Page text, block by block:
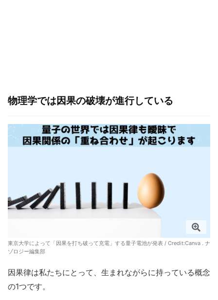
物理学では因果の破壊が進行している
東京大学によって「因果を打ち破って充電」する量子電池が発表 / Credit:Canva . ナ
ゾロジー編集部
因果律は私たちにとって、生まれながらに持っている概念
の1つです。